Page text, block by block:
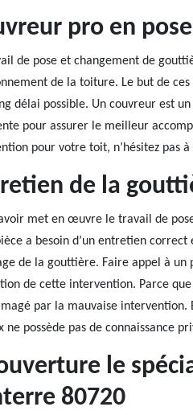
pro en
de pose et changement de
de la toiture. Le but de
délai possible. Un couvreur est
pour assurer le meilleur
pour votre toit, n’hésitez pas
de la
met en œuvre le travail de
a besoin d’un entretien
de la gouttière. Faire appel à
de cette intervention. Parce
par la mauvaise intervention.
ne possède pas de connaissance
le
80720